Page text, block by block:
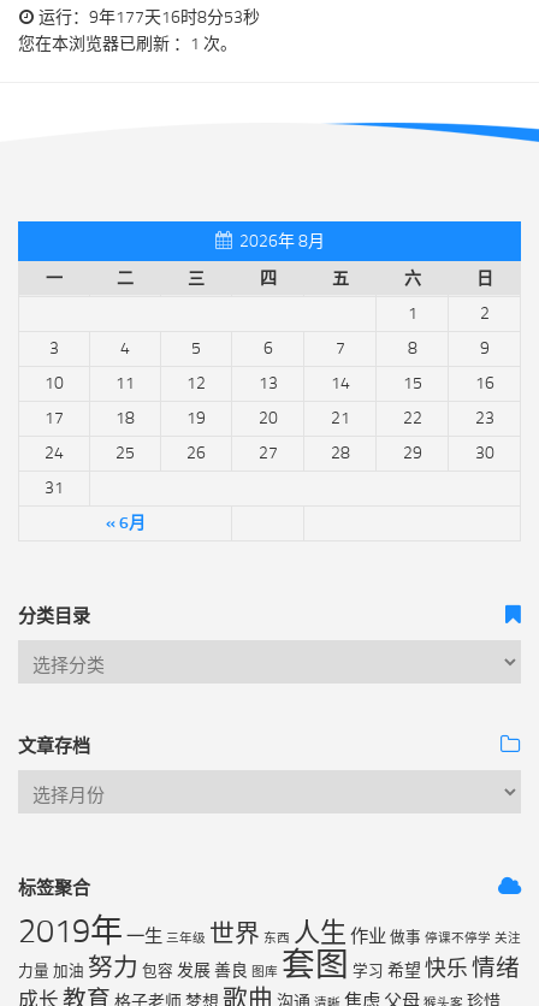
运行：9年177天16时8分54秒
您在本浏览器已刷新 ：1 次。
2026年 8月
一
二 三 四 五 六 日
« 6月
1
2
3
4 5 6 7 8
9
10
11 12 13 14 15
16
17
18 19 20 21 22
23
24
25 26 27 28 29
30
31
分类目录
文章存档
标签聚合
2019年 一生 三年级 世界 东西 人生 作业 做事 停课不停学 关注
力量 加油 努力 包容 发展善良 图库 套图 学习 希望 快乐情绪
成长 教育 格子老师梦想 歌曲 沟通 焦虑 父母 珍惜